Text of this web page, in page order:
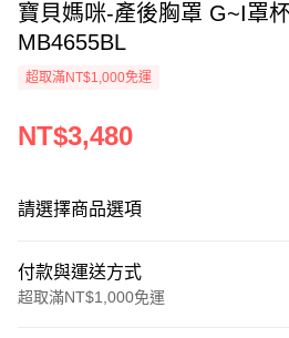
寶貝媽咪-產後胸罩 G~I罩
MB4655BL
超取滿NT$1,000免運
NT$3,480
請選擇商品選項
付款與運送方式
超取滿NT$1,000免運